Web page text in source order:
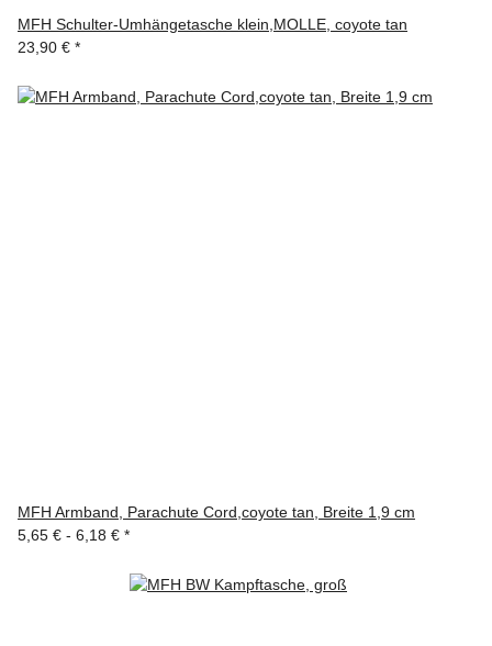
MFH Schulter-Umhängetasche klein,MOLLE, coyote tan
23,90 € *
MFH Armband, Parachute Cord,coyote tan, Breite 1,9 cm
5,65 € - 6,18 € *